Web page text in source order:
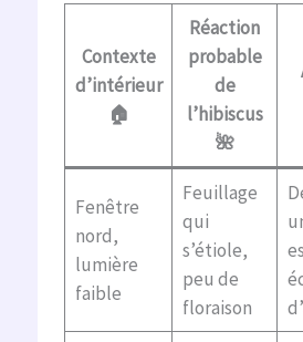
Contexte
d’intérieur
🏠
Réaction
probable
de
l’hibiscus
🌺
Fenêtre
nord,
lumière
faible
Feuillage
qui
s’étiole,
peu de
floraison